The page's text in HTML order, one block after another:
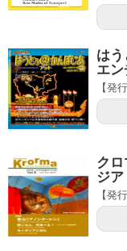
は
エ
【発
ク
ジ
【発